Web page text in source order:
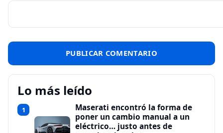
Lo más leído
1
Maserati encontró la forma de
poner un cambio manual a un
eléctrico… justo antes de